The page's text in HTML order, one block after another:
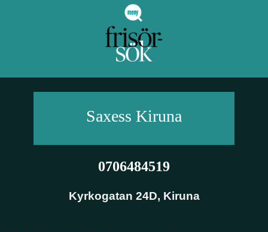
Saxess Kiruna
0706484519
Kyrkogatan 24D, Kiruna